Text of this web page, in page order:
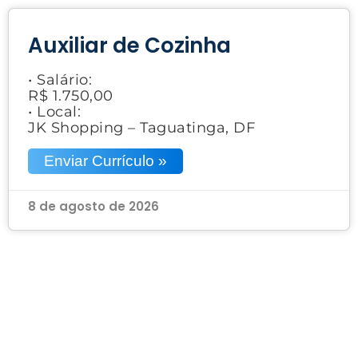
Auxiliar de Cozinha
• Salário:
R$ 1.750,00
• Local:
JK Shopping – Taguatinga, DF
Enviar Currículo »
8 de agosto de 2026